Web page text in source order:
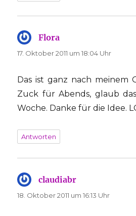
Flora
17. Oktober 2011 um 18:04 Uhr
Das ist ganz nach meinem
Zuck für Abends, glaub
Woche. Danke für die Idee.
Antworten
claudiabr
18. Oktober 2011 um 16:13 Uhr